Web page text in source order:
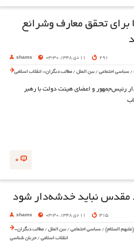
برای تحقق معارف وشرائع
shams 11 دی 1348, 03:30 291
/ سیاسی اجتماعی /بین الملل /مطالب دیگران- انقلاب اسلامی
رئیس‌جمهور و اعضای هیئت دولت با رهبر
0
مقدس نباید خدشه‌دار شود
shams 11 دی 1348, 03:30 315
السلام) / سیاسی اجتماعی /بین الملل /مطالب دیگران-
انقلاب اسلامی /جریان شناسی